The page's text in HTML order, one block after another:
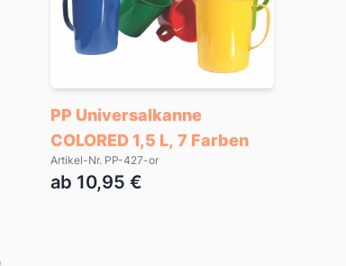
PP Universalkanne
COLORED 1,5 L, 7 Farben
Artikel-Nr. PP-427-or
ab 10,95 €